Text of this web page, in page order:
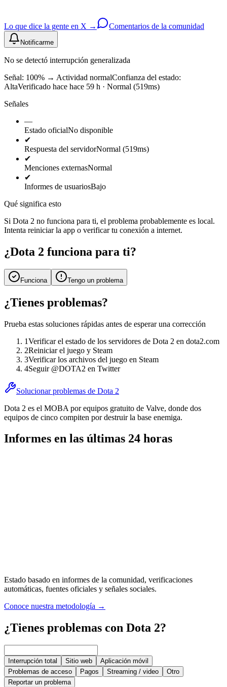
Lo que dice la gente en X → Comentarios de la comunidad
Notificarme
No se detectó interrupción generalizada
Señal: 100% → Actividad normalConfianza del estado:
AltaVerificado hace hace 59 h · Normal (519ms)
Señales
—
Estado oficialNo disponible
✔
Respuesta del servidorNormal (519ms)
✔
Menciones externasNormal
✔
Informes de usuariosBajo
Qué significa esto
Si Dota 2 no funciona para ti, el problema probablemente es local.
Intenta reiniciar la app o verificar tu conexión a internet.
¿Dota 2 funciona para ti?
Funciona Tengo un problema
¿Tienes problemas?
Prueba estas soluciones rápidas antes de esperar una corrección
1Verificar el estado de los servidores de Dota 2 en dota2.com
2Reiniciar el juego y Steam
3Verificar los archivos del juego en Steam
4Seguir @DOTA2 en Twitter
Solucionar problemas de Dota 2
Dota 2 es el MOBA por equipos gratuito de Valve, donde dos
equipos de cinco compiten por destruir la base enemiga.
Informes en las últimas 24 horas
Estado basado en informes de la comunidad, verificaciones
automáticas, fuentes oficiales y señales sociales.
Conoce nuestra metodología →
¿Tienes problemas con Dota 2?
Interrupción total Sitio web
Aplicación móvil
Problemas de acceso
Pagos Streaming / video
Otro
Reportar un problema